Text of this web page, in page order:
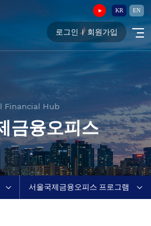
KR EN
로그인 회원가입
Financial Hub
금융오피스
서울국제금융오피스 프로그램